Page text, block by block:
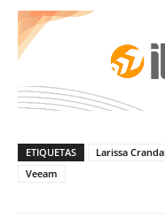
ETIQUETAS Larissa
Veeam